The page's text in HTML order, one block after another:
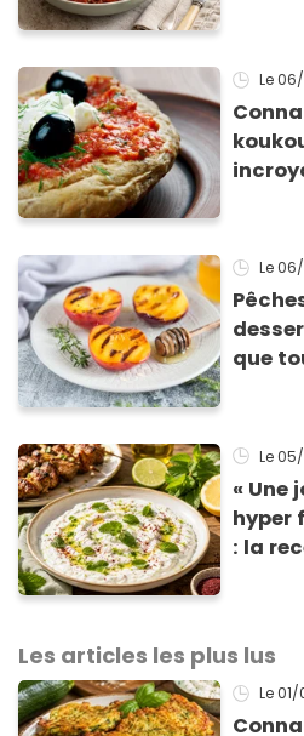
Le
Le
que
Le
« Une
hyper
: la
Les articles les plus lus
Le